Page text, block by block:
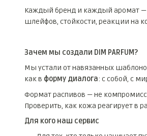
Каждый бренд и каждый аромат —
шлейфов, стойкости, реакции на
Зачем мы создали DIM PARFUM?
Мы устали от навязанных
как в форму диалога: с собой, с
Формат распивов — не
Проверить, как кожа реагирует в
Для кого наш сервис